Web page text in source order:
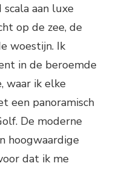
aan luxe
op de zee, de
woestijn. Ik
in de beroemde
waar ik elke
een panoramisch
De moderne
hoogwaardige
dat ik me